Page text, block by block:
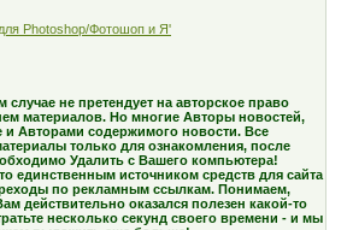
случае не претендует на авторское право
материалов. Но многие Авторы новостей,
и Авторами содержимого новости. Все
только для ознакомления, после
Удалить с Вашего компьютера!
единственным источником средств для сайта
по рекламным ссылкам. Понимаем,
действительно оказался полезен какой-то
несколько секунд своего времени - и мы